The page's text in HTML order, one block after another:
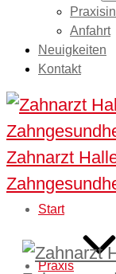
Anfahrt
Neuigkeiten
Kontakt
Zahnarzt
Start
Praxis